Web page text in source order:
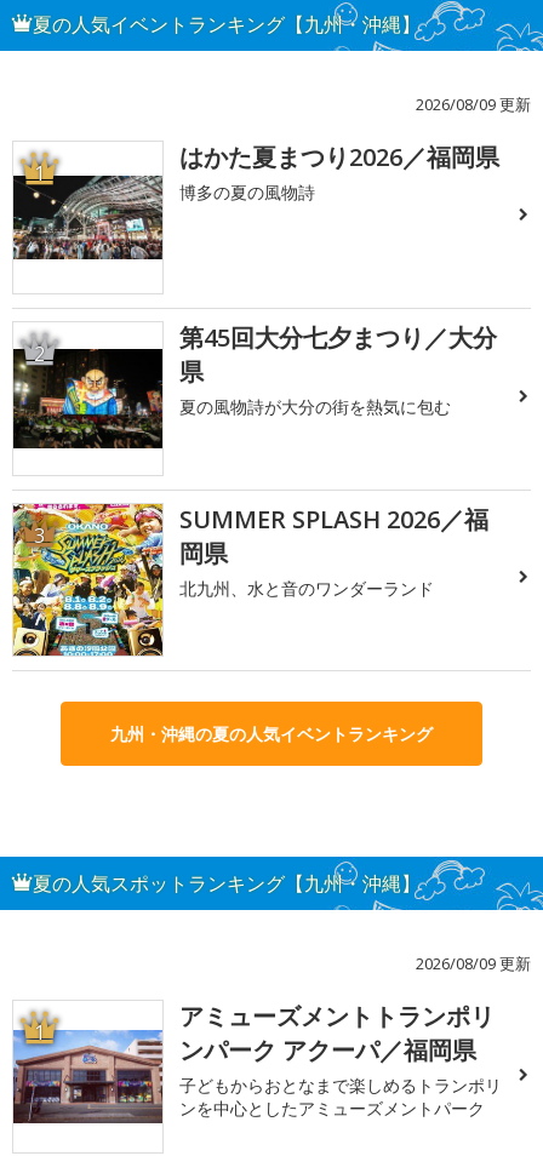
夏の人気イベントランキング【九州・沖縄】
2026/08/09 更新
1 はかた夏まつり2026／福岡県
博多の夏の風物詩
2
第45回大分七夕まつり／大分
県
夏の風物詩が大分の街を熱気に包む
3
SUMMER SPLASH 2026／福
岡県
北九州、水と音のワンダーランド
九州・沖縄の夏の人気イベントランキング
夏の人気スポットランキング【九州・沖縄】
2026/08/09 更新
1
アミューズメントトランポリ
ンパーク アクーパ／福岡県
子どもからおとなまで楽しめるトランポリ
ンを中心としたアミューズメントパーク